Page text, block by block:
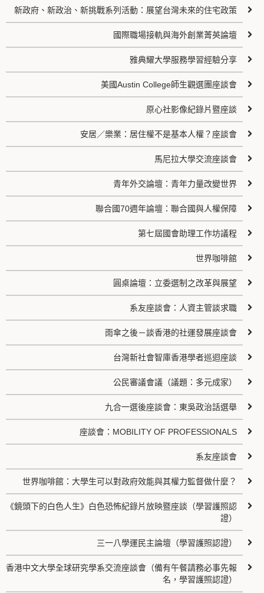
新政府、新政治、新挑戰系列活動：展望台灣未來的住宅政策
國際職場接軌與海外創業菁英論壇
雅典耀大學服務學習經驗分享
美國Austin College師生觀選團座談會
原心社影像紀錄片暨座談
安居／樂業：居住權不是基本人權？座談會
馬尼拉大學交流座談會
青年外交論壇：青年力量改變世界
聯合國70週年論壇：聯合國與人權保障
第七屆國會助理工作坊議程
世界咖啡館
圓桌論壇：立委選制之改革與展望
系友座談會：人資主管談求職
雨傘之後－談香港的社運發展座談會
台灣新社會智庫香港學者巡迴座談
公民審議會議（議題：多元成家）
九合一選後座談會：東吳政治話選舉
座談會：MOBILITY OF PROFESSIONALS
系友座談會
世界咖啡館：大學生可以對政府效能與其權力監督做什麼？
《鏡頭下的白色人生》白色恐怖紀錄片放映暨座談（學習護照認
證）
三一八學運民主論壇（學習護照認證）
香港中文大學全球研究學系交流座談會（備有午餐請務必事先報
名，學習護照認證）